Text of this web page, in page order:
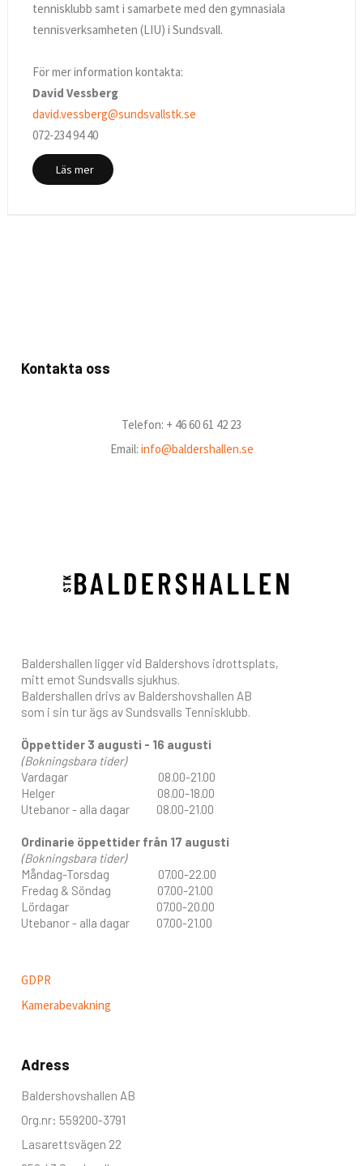
tennisklubb samt i samarbete med den gymnasiala
tennisverksamheten (LIU) i Sundsvall.
För mer information kontakta:
David Vessberg
david.vessberg@sundsvallstk.se
072-234 94 40
Läs mer
Kontakta oss
Telefon: + 46 60 61 42 23
Email: info@baldershallen.se
Baldershallen ligger vid Baldershovs idrottsplats,
mitt emot Sundsvalls sjukhus.
Baldershallen drivs av Baldershovshallen AB
som i sin tur ägs av Sundsvalls Tennisklubb.
Öppettider 3 augusti - 16 augusti
(Bokningsbara tider)
Vardagar 08.00-21.00
Helger 08.00-18.00
Utebanor - alla dagar 08.00-21.00
Ordinarie öppettider från 17 augusti
(Bokningsbara tider)
Måndag-Torsdag 07.00-22.00
Fredag & Söndag 07.00-21.00
Lördagar 07.00-20.00
Utebanor - alla dagar 07.00-21.00
GDPR
Kamerabevakning
Adress
Baldershovshallen AB
Org.nr: 559200-3791
Lasarettsvägen 22